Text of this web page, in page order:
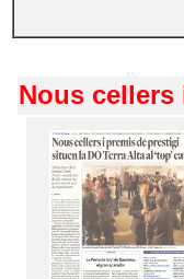
Nous cellers